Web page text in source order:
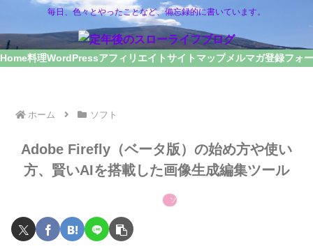
毎日、色々とやったことなど、備忘録的に書いています。
Home料理WordPressアフィリエイトサイトマップメルマガ登録フォ
ホーム ソフト
Adobe Firefly（ベータ版）の始め方や使い
方、賢いAIを搭載した画像生成編集ツール
ソフト